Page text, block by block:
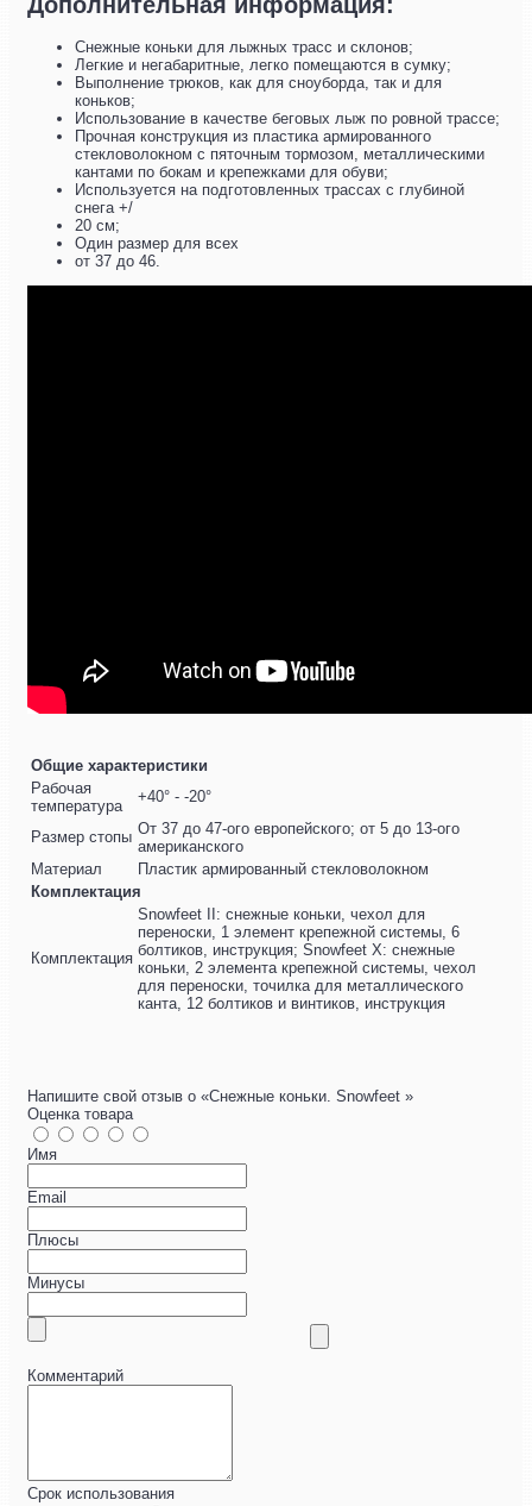
Снежные коньки для лыжных трасс и склонов;
Легкие и негабаритные, легко помещаются в сумку;
Выполнение трюков, как для сноуборда, так и для
коньков;
Использование в качестве беговых лыж по ровной трассе;
Прочная конструкция из пластика армированного
стекловолокном с пяточным тормозом, металлическими
кантами по бокам и крепежками для обуви;
Используется на подготовленных трассах с глубиной
снега +/
20 см;
Один размер для всех
от 37 до 46.
Общие характеристики
Рабочая
температура
+40° - -20°
Размер стопы От 37 до 47-ого европейского; от 5 до 13-ого
американского
Материал
Пластик армированный стекловолокном
Комплектация
Комплектация
Snowfeet II: снежные коньки, чехол для
переноски, 1 элемент крепежной системы, 6
болтиков, инструкция; Snowfeet X: снежные
коньки, 2 элемента крепежной системы, чехол
для переноски, точилка для металлического
канта, 12 болтиков и винтиков, инструкция
Напишите свой отзыв о «Снежные коньки. Snowfeet »
Оценка товара
Имя
Email
Плюсы
Минусы
Комментарий
Срок использования